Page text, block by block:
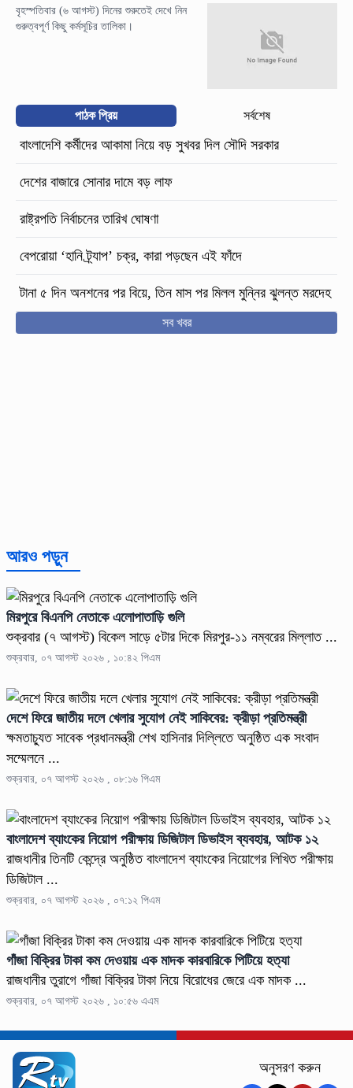
বৃহস্পতিবার (৬ আগস্ট) দিনের শুরুতেই দেখে নিন
গুরুত্বপূর্ণ কিছু কর্মসূচির তালিকা।
পাঠক প্রিয় সর্বশেষ
বাংলাদেশি কর্মীদের আকামা নিয়ে বড় সুখবর দিল সৌদি সরকার
দেশের বাজারে সোনার দামে বড় লাফ
রাষ্ট্রপতি নির্বাচনের তারিখ ঘোষণা
বেপরোয়া ‘হানি ট্র্যাপ’ চক্র, কারা পড়ছেন এই ফাঁদে
টানা ৫ দিন অনশনের পর বিয়ে, তিন মাস পর মিলল মুন্নির ঝুলন্ত মরদেহ
সব খবর
আরও পড়ুন
মিরপুরে বিএনপি নেতাকে এলোপাতাড়ি গুলি
শুক্রবার (৭ আগস্ট) বিকেল সাড়ে ৫টার দিকে মিরপুর-১১ নম্বরের মিল্লাত ...
শুক্রবার, ০৭ আগস্ট ২০২৬ , ১০:৪২ পিএম
দেশে ফিরে জাতীয় দলে খেলার সুযোগ নেই সাকিবের: ক্রীড়া প্রতিমন্ত্রী
ক্ষমতাচ্যুত সাবেক প্রধানমন্ত্রী শেখ হাসিনার দিল্লিতে অনুষ্ঠিত এক সংবাদ
সম্মেলনে ...
শুক্রবার, ০৭ আগস্ট ২০২৬ , ০৮:১৬ পিএম
বাংলাদেশ ব্যাংকের নিয়োগ পরীক্ষায় ডিজিটাল ডিভাইস ব্যবহার, আটক ১২
রাজধানীর তিনটি কেন্দ্রে অনুষ্ঠিত বাংলাদেশ ব্যাংকের নিয়োগের লিখিত পরীক্ষায়
ডিজিটাল ...
শুক্রবার, ০৭ আগস্ট ২০২৬ , ০৭:১২ পিএম
গাঁজা বিক্রির টাকা কম দেওয়ায় এক মাদক কারবারিকে পিটিয়ে হত্যা
রাজধানীর তুরাগে গাঁজা বিক্রির টাকা নিয়ে বিরোধের জেরে এক মাদক ...
শুক্রবার, ০৭ আগস্ট ২০২৬ , ১০:৫৬ এএম
অনুসরণ করুন